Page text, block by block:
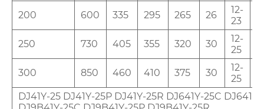
200 600 335 295 265 26
12-
23
250 730 405 355 320 30
12-
25
300 850 460 410 375 30
12-
25
DJ41Y-25 DJ41Y-25P DJ41Y-25R DJ641Y-25C